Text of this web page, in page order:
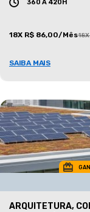
360 A 420H
18X R$ 86,00/Mês
SAIBA MAIS
ARQUITETURA,